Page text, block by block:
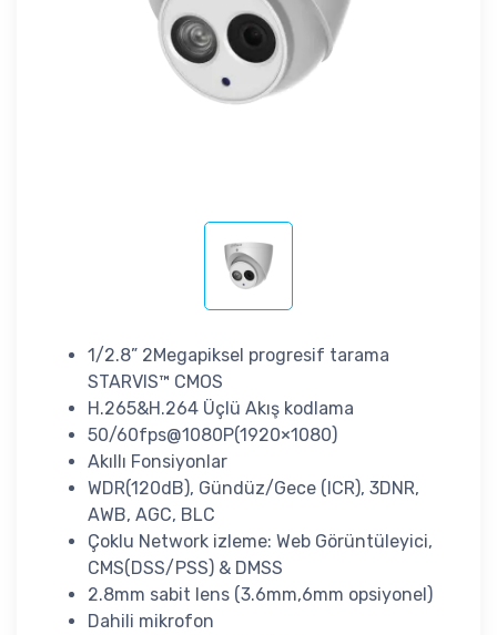
1/2.8” 2Megapiksel progresif tarama
STARVIS™ CMOS
H.265&H.264 Üçlü Akış kodlama
50/60fps@1080P(1920×1080)
Akıllı Fonsiyonlar
WDR(120dB), Gündüz/Gece (ICR), 3DNR,
AWB, AGC, BLC
Çoklu Network izleme: Web Görüntüleyici,
CMS(DSS/PSS) & DMSS
2.8mm sabit lens (3.6mm,6mm opsiyonel)
Dahili mikrofon